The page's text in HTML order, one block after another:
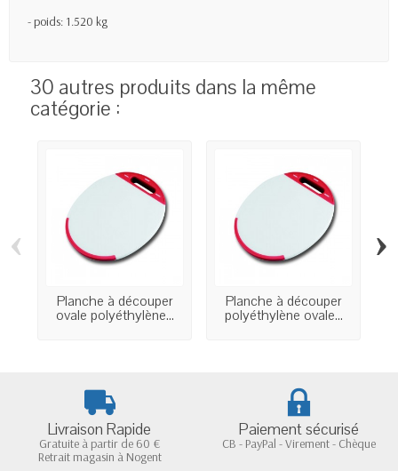
- poids: 1.520 kg
30 autres produits dans la même
catégorie :
Planche à découper
ovale polyéthylène...
Planche à découper
polyéthylène ovale...
‹ ›
Livraison Rapide
Gratuite à partir de 60 €
Retrait magasin à Nogent
Paiement sécurisé
CB - PayPal - Virement - Chèque